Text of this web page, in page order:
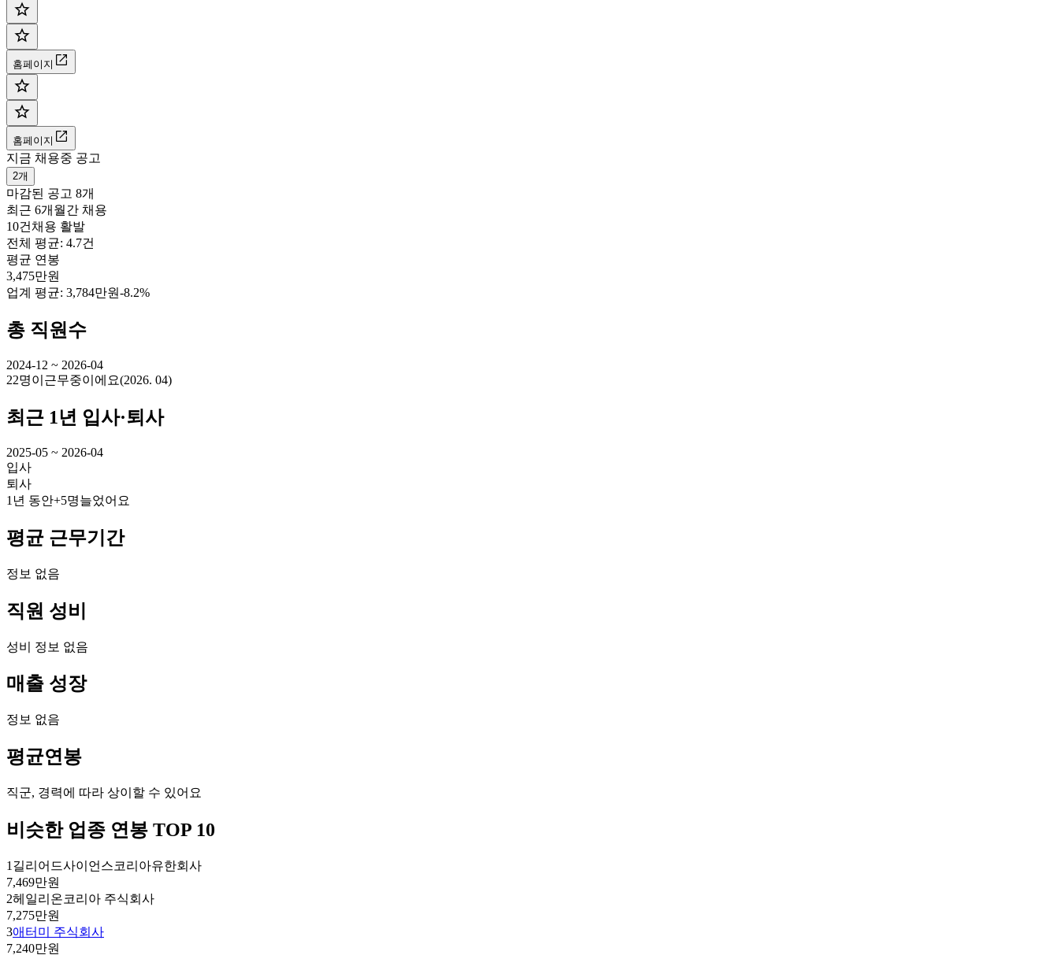
홈페이지
홈페이지
지금 채용중 공고
2개
마감된 공고 8개
최근 6개월간 채용
10건 채용 활발
전체 평균: 4.7건
평균 연봉
3,475만원
업계 평균: 3,784만원-8.2%
총 직원수
2024-12 ~ 2026-04
22명이 근무중이에요(2026. 04)
최근 1년 입사·퇴사
2025-05 ~ 2026-04
입사
퇴사
1년 동안+5명늘었어요
평균 근무기간
정보 없음
직원 성비
성비 정보 없음
매출 성장
정보 없음
평균연봉
직군, 경력에 따라 상이할 수 있어요
비슷한 업종 연봉 TOP 10
1 길리어드사이언스코리아유한회사
7,469만원
2헤일리온코리아 주식회사
7,275만원
3애터미 주식회사
7,240만원